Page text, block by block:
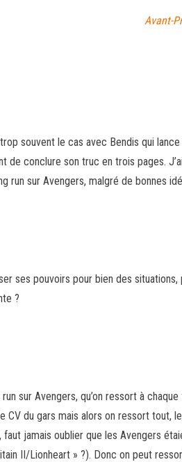
Avant-
souvent le cas avec Bendis qui
de conclure son truc en trois pages.
run sur Avengers, malgré de bonnes
ses pouvoirs pour bien des
?
sur Avengers, qu’on ressort à
CV du gars mais alors on ressort tout,
faut jamais oublier que les Avengers
II/Lionheart » ?). Donc on peut